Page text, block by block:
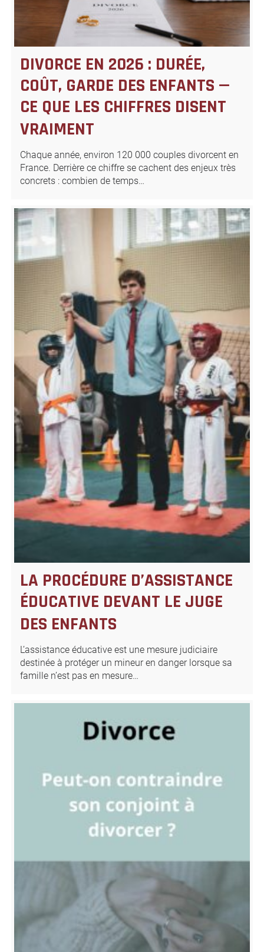
DIVORCE EN 2026 : DURÉE,
COÛT, GARDE DES ENFANTS —
CE QUE LES CHIFFRES DISENT
VRAIMENT
Chaque année, environ 120 000 couples divorcent en
France. Derrière ce chiffre se cachent des enjeux très
concrets : combien de temps…
LA PROCÉDURE D’ASSISTANCE
ÉDUCATIVE DEVANT LE JUGE
DES ENFANTS
L’assistance éducative est une mesure judiciaire
destinée à protéger un mineur en danger lorsque sa
famille n’est pas en mesure…